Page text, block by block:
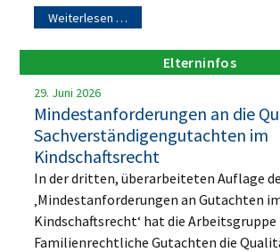
Weiterlesen …
Elterninfos
29. Juni 2026
Mindestanforderungen an die
Sachverständigengutachten im
Kindschaftsrecht
In der dritten, überarbeiteten Auflage
‚Mindestanforderungen an Gutachten
Kindschaftsrecht‘ hat die Arbeitsgruppe
Familienrechtliche Gutachten die